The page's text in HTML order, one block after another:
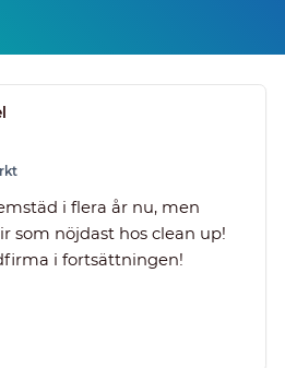
i flera år nu, men
som nöjdast hos clean up!
i fortsättningen!